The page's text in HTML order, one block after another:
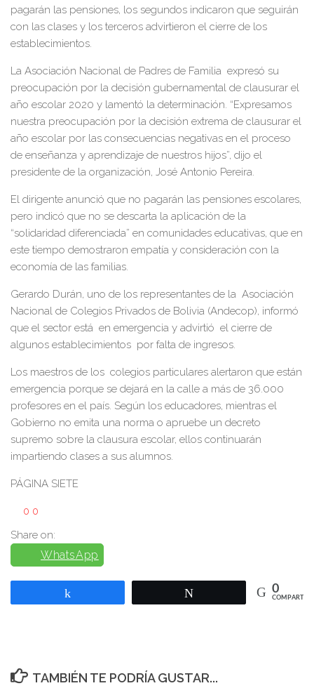
pagarán las pensiones, los segundos indicaron que seguirán
con las clases y los terceros advirtieron el cierre de los
establecimientos.
La Asociación Nacional de Padres de Familia expresó su
preocupación por la decisión gubernamental de clausurar el
año escolar 2020 y lamentó la determinación. “Expresamos
nuestra preocupación por la decisión extrema de clausurar el
año escolar por las consecuencias negativas en el proceso
de enseñanza y aprendizaje de nuestros hijos”, dijo el
presidente de la organización, José Antonio Pereira.
El dirigente anunció que no pagarán las pensiones escolares,
pero indicó que no se descarta la aplicación de la
“solidaridad diferenciada” en comunidades educativas, que en
este tiempo demostraron empatía y consideración con la
economía de las familias.
Gerardo Durán, uno de los representantes de la Asociación
Nacional de Colegios Privados de Bolivia (Andecop), informó
que el sector está en emergencia y advirtió el cierre de
algunos establecimientos por falta de ingresos.
Los maestros de los colegios particulares alertaron que están
emergencia porque se dejará en la calle a más de 36.000
profesores en el país. Según los educadores, mientras el
Gobierno no emita una norma o apruebe un decreto
supremo sobre la clausura escolar, ellos continuarán
impartiendo clases a sus alumnos.
PÁGINA SIETE
0 0
Share on:
WhatsApp
0
COMPARTIR
TAMBIÉN TE PODRÍA GUSTAR...